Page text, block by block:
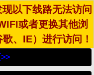
以下线路无法访问
或者更换其他浏
、IE）进行访问！